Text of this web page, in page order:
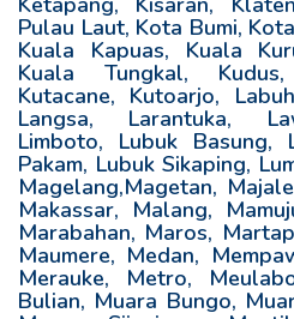
Pulau Laut, Kota Bumi,
Kuala Kapuas, Kuala
Kuala Tungkal,
Kutacane, Kutoarjo,
Langsa, Larantuka,
Limboto, Lubuk Basung,
Pakam, Lubuk Sikaping,
Magelang,Magetan,
Makassar, Malang,
Marabahan, Maros,
Maumere, Medan,
Merauke, Metro,
Bulian, Muara Bungo,